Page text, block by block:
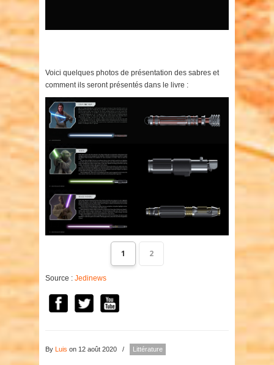
Voici quelques photos de présentation des sabres et
comment ils seront présentés dans le livre :
1 2
Source : Jedinews
By Luis on 12 août 2020 / Littérature